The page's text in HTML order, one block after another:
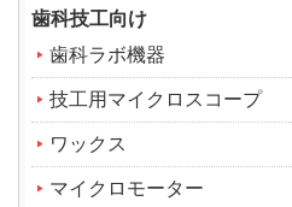
歯科技工向け
歯科ラボ機器
技工用マイクロスコープ
ワックス
マイクロモーター